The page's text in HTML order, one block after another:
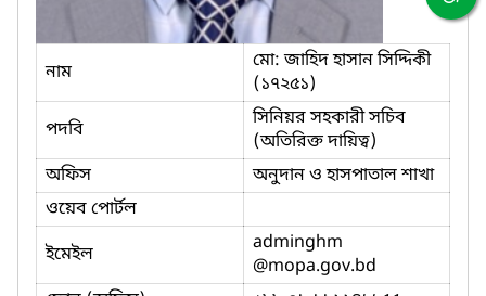
নাম
মো: জাহিদ হাসান সিদ্দিকী
(১৭২৫১)
পদবি
সিনিয়র সহকারী সচিব
(অতিরিক্ত দায়িত্ব)
অফিস
অনুদান ও হাসপাতাল শাখা
ওয়েব পোর্টল
ইমেইল
adminghm
@mopa.gov.bd